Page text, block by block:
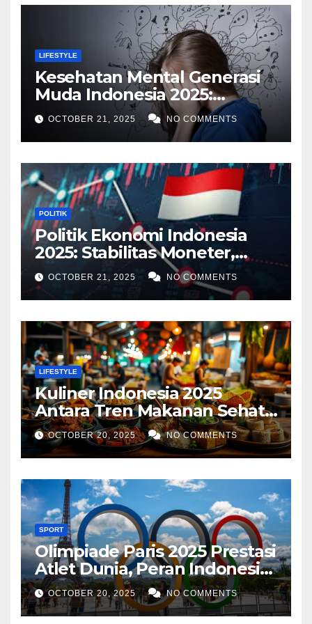
LIFESTYLE
Kesehatan Mental Generasi
Muda Indonesia 2025:
Tantangan Digital,
Dukungan Sosial, dan Peran
Pendidikan
OCTOBER 21, 2025 NO COMMENTS
POLITIK
Politik Ekonomi Indonesia
2025: Stabilitas Moneter,
Tantangan Global, dan
Strategi Pertumbuhan
OCTOBER 21, 2025 NO COMMENTS
LIFESTYLE
Kuliner Indonesia 2025
Antara Tren Makanan Sehat,
Street Food Digital, dan
Ekspansi Global
OCTOBER 20, 2025 NO COMMENTS
SPORT
Olimpiade Paris 2025 Prestasi
Atlet Dunia, Peran Indonesia,
dan Inovasi Teknologi
Olahraga
OCTOBER 20, 2025 NO COMMENTS